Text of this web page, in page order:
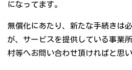
になってます。
無償化にあたり、新たな手続きは
が、サービスを提供している事業
村等へお問い合わせ頂ければと思い